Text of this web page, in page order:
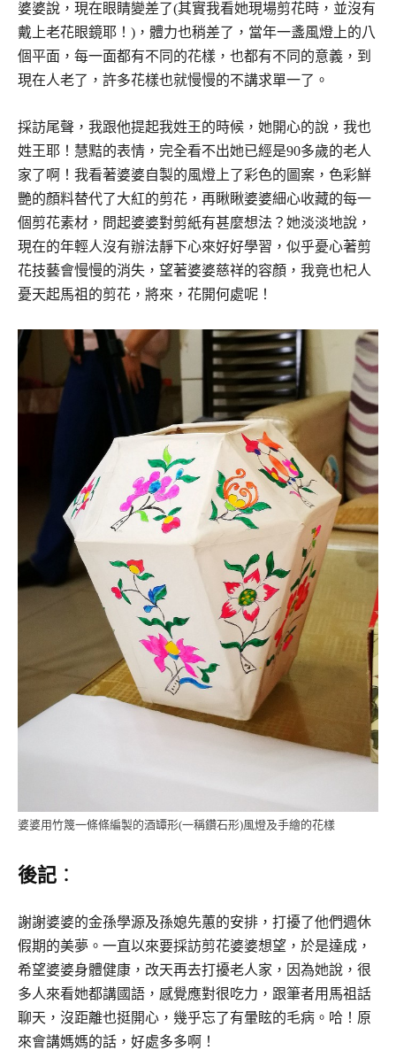
婆婆說，現在眼睛變差了(其實我看她現場剪花時，並沒有
戴上老花眼鏡耶！)，體力也稍差了，當年一盞風燈上的八
個平面，每一面都有不同的花樣，也都有不同的意義，到
現在人老了，許多花樣也就慢慢的不講求單一了。
採訪尾聲，我跟他提起我姓王的時候，她開心的說，我也
姓王耶！慧黠的表情，完全看不出她已經是90多歲的老人
家了啊！我看著婆婆自製的風燈上了彩色的圖案，色彩鮮
艷的顏料替代了大紅的剪花，再瞅瞅婆婆細心收藏的每一
個剪花素材，問起婆婆對剪紙有甚麼想法？她淡淡地說，
現在的年輕人沒有辦法靜下心來好好學習，似乎憂心著剪
花技藝會慢慢的消失，望著婆婆慈祥的容顏，我竟也杞人
憂天起馬祖的剪花，將來，花開何處呢！
婆婆用竹篾一條條編製的酒罈形(一稱鑽石形)風燈及手繪的花樣
後記 ：
謝謝婆婆的金孫學源及孫媳先蕙的安排，打擾了他們週休
假期的美夢。一直以來要採訪剪花婆婆想望，於是達成，
希望婆婆身體健康，改天再去打擾老人家，因為她說，很
多人來看她都講國語，感覺應對很吃力，跟筆者用馬祖話
聊天，沒距離也挺開心，幾乎忘了有暈眩的毛病。哈！原
來會講媽媽的話，好處多多啊！